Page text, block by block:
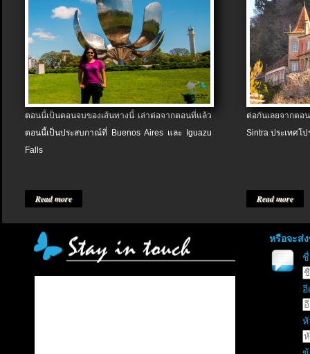
ตอนนี้เป็นตอนจบของเส้นทางนี้ เล่าต่อจากตอนที่แล้ว
ตอนนี้เป็นประสบกาณ์ที่ Buenos Aires และ Iguazu
Falls
Read more
ต่อกันเลยจากต
Sintra ประเทศโป
Read more
หรือจะส่
อี
หั